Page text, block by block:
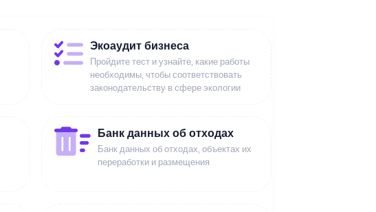
Экоаудит бизнеса
Пройдите тест и узнайте, какие работы
необходимы, чтобы соответствовать
законодательству в сфере экологии
Банк данных об отходах
Банк данных об отходах, объектах их
переработки и размещения